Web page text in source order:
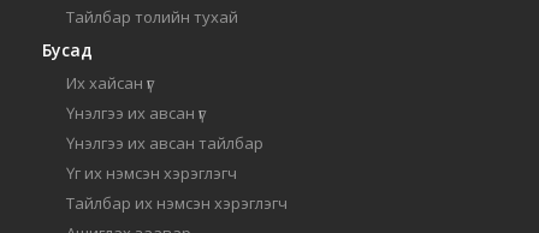
Тайлбар толийн тухай
Бусад
Их хайсан үг
Үнэлгээ их авсан үг
Үнэлгээ их авсан тайлбар
Үг их нэмсэн хэрэглэгч
Тайлбар их нэмсэн хэрэглэгч